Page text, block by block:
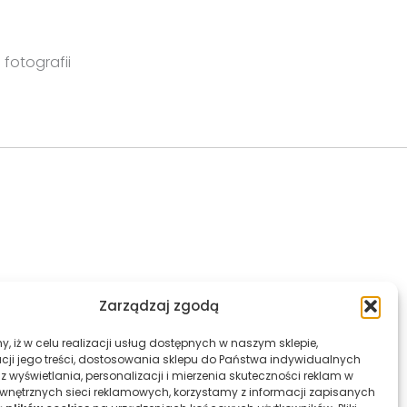
Zarządzaj zgodą
jego treści, dostosowania sklepu do Państwa indywidualnych
wyświetlania, personalizacji i mierzenia skuteczności reklam w
sieci reklamowych, korzystamy z informacji zapisanych
fotografii
artysty